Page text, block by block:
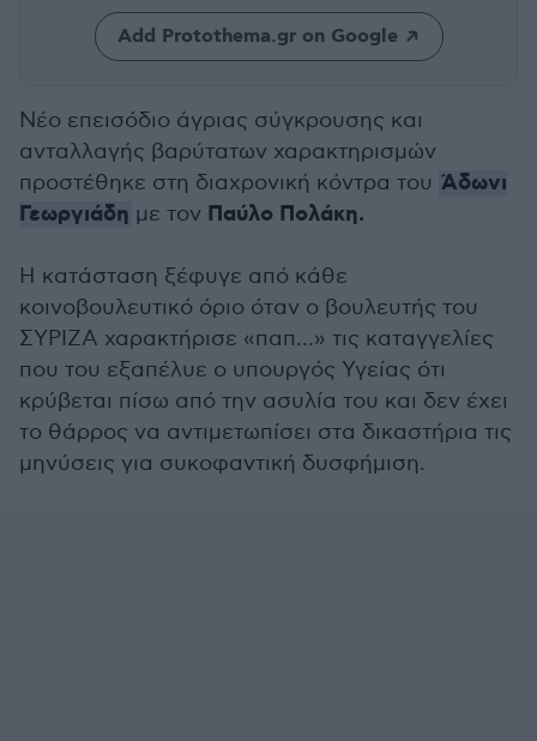
Add Protothema.gr on Google
Νέο επεισόδιο άγριας σύγκρουσης και
ανταλλαγής βαρύτατων χαρακτηρισμών
προστέθηκε στη διαχρονική κόντρα του Άδωνι
Γεωργιάδη με τον Παύλο Πολάκη.
Η κατάσταση ξέφυγε από κάθε
κοινοβουλευτικό όριο όταν ο βουλευτής του
ΣΥΡΙΖΑ χαρακτήρισε «παπ...» τις καταγγελίες
που του εξαπέλυε ο υπουργός Υγείας ότι
κρύβεται πίσω από την ασυλία του και δεν έχει
το θάρρος να αντιμετωπίσει στα δικαστήρια τις
μηνύσεις για συκοφαντική δυσφήμιση.